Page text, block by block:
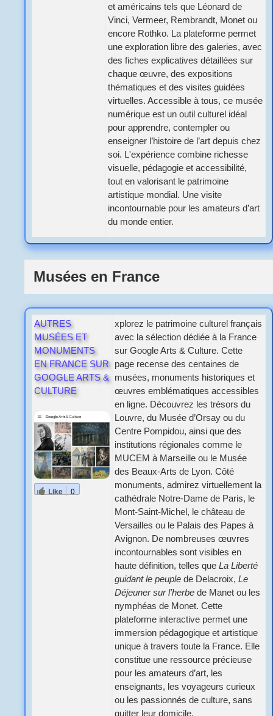
et américains tels que Léonard de
Vinci, Vermeer, Rembrandt, Monet ou
encore Rothko. La plateforme permet
une exploration libre des galeries, avec
des fiches explicatives détaillées sur
chaque œuvre, des expositions
thématiques et des visites guidées
virtuelles. Accessible à tous, ce musée
numérique est un outil culturel idéal
pour apprendre, contempler ou
enseigner l’histoire de l’art depuis chez
soi. L'expérience combine richesse
visuelle, pédagogie et accessibilité,
tout en valorisant le patrimoine
artistique mondial. Une visite
incontournable pour les amateurs d’art
du monde entier.
Musées en France
AUTRES
MUSÉES ET
MONUMENTS
EN FRANCE SUR
GOOGLE ARTS &
CULTURE
Like 0
xplorez le patrimoine culturel français
avec la sélection dédiée à la France
sur Google Arts & Culture. Cette
page recense des centaines de
musées, monuments historiques et
œuvres emblématiques accessibles
en ligne. Découvrez les trésors du
Louvre, du Musée d’Orsay ou du
Centre Pompidou, ainsi que des
institutions régionales comme le
MUCEM à Marseille ou le Musée
des Beaux-Arts de Lyon. Côté
monuments, admirez virtuellement la
cathédrale Notre-Dame de Paris, le
Mont-Saint-Michel, le château de
Versailles ou le Palais des Papes à
Avignon. De nombreuses œuvres
incontournables sont visibles en
haute définition, telles que La Liberté
guidant le peuple de Delacroix, Le
Déjeuner sur l’herbe de Manet ou les
nymphéas de Monet. Cette
plateforme interactive permet une
immersion pédagogique et artistique
unique à travers toute la France. Elle
constitue une ressource précieuse
pour les amateurs d’art, les
enseignants, les voyageurs curieux
ou les passionnés de culture, sans
quitter leur domicile.